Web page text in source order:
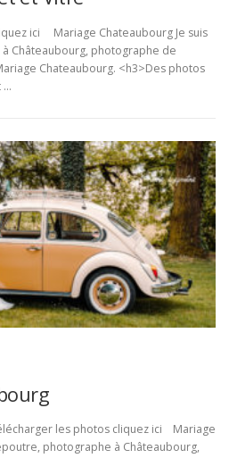
ici Mariage Chateaubourg Je suis
Châteaubourg, photographe de
Chateaubourg. <h3>Des photos
…
les photos cliquez ici Mariage
photographe à Châteaubourg,